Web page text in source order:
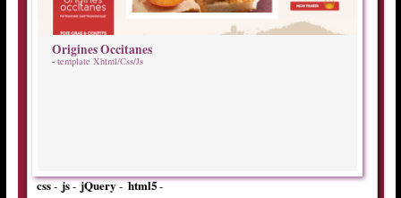
Origines Occitanes
-template Xhtml/Css/Js
css-js-jQuery-html5-